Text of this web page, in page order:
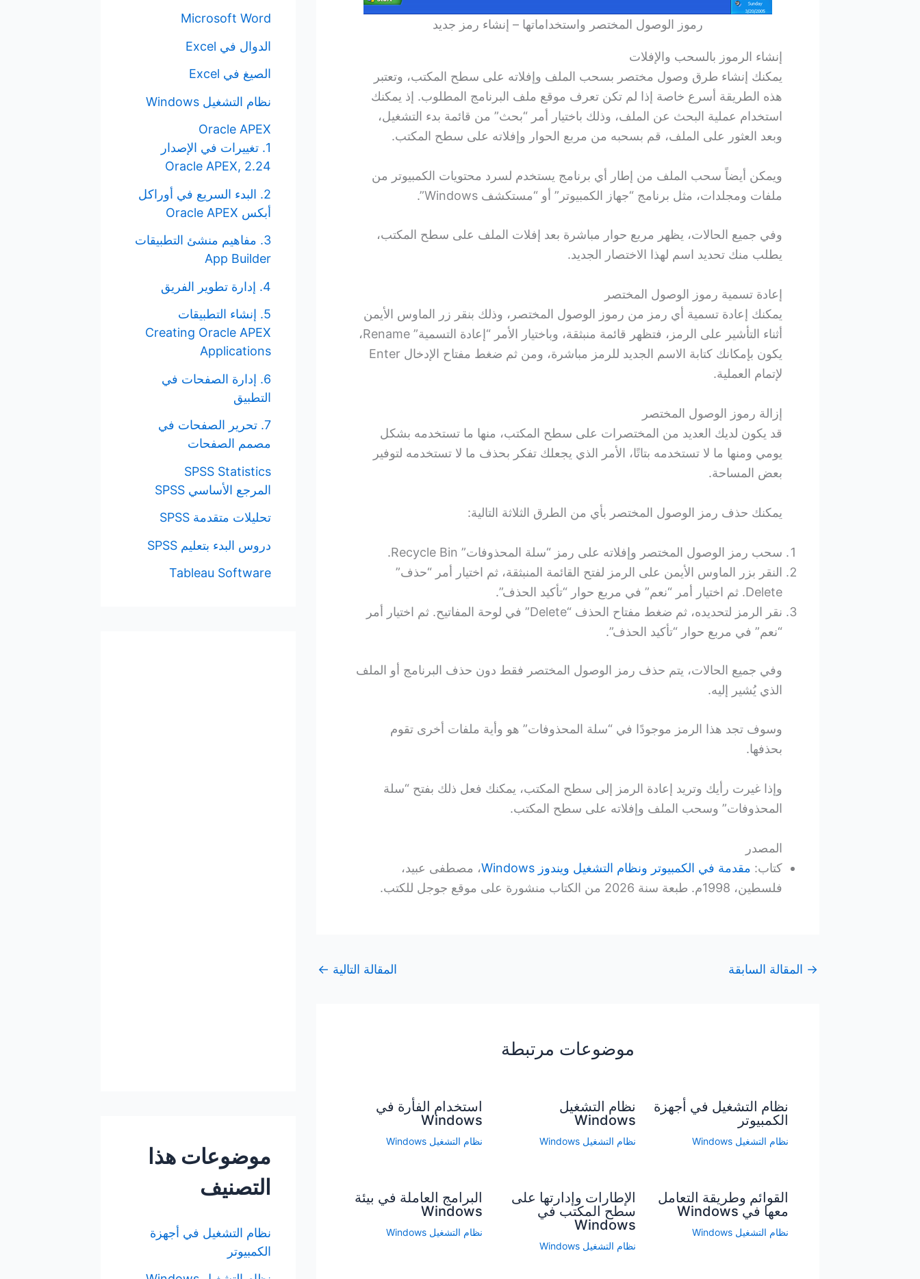
رموز الوصول المختصر واستخداماتها – إنشاء رمز جديد
إنشاء الرموز بالسحب والإفلات
يمكنك إنشاء طرق وصول مختصر بسحب الملف وإفلاته على سطح المكتب، وتعتبر
هذه الطريقة أسرع خاصة إذا لم تكن تعرف موقع ملف البرنامج المطلوب. إذ يمكنك
استخدام عملية البحث عن الملف، وذلك باختيار أمر “بحث” من قائمة بدء التشغيل،
وبعد العثور على الملف، قم بسحبه من مربع الحوار وإفلاته على سطح المكتب.
ويمكن أيضاً سحب الملف من إطار أي برنامج يستخدم لسرد محتويات الكمبيوتر من
ملفات ومجلدات، مثل برنامج “جهاز الكمبيوتر” أو “مستكشف Windows”.
وفي جميع الحالات، يظهر مربع حوار مباشرة بعد إفلات الملف على سطح المكتب،
يطلب منك تحديد اسم لهذا الاختصار الجديد.
إعادة تسمية رموز الوصول المختصر
يمكنك إعادة تسمية أي رمز من رموز الوصول المختصر، وذلك بنقر زر الماوس الأيمن
أثناء التأشير على الرمز، فتظهر قائمة منبثقة، وباختيار الأمر “إعادة التسمية” Rename،
يكون بإمكانك كتابة الاسم الجديد للرمز مباشرة، ومن ثم ضغط مفتاح الإدخال Enter
لإتمام العملية.
إزالة رموز الوصول المختصر
قد يكون لديك العديد من المختصرات على سطح المكتب، منها ما تستخدمه بشكل
يومي ومنها ما لا تستخدمه بتاتًا، الأمر الذي يجعلك تفكر بحذف ما لا تستخدمه لتوفير
بعض المساحة.
يمكنك حذف رمز الوصول المختصر بأي من الطرق الثلاثة التالية:
سحب رمز الوصول المختصر وإفلاته على رمز “سلة المحذوفات” Recycle Bin.
النقر بزر الماوس الأيمن على الرمز لفتح القائمة المنبثقة، ثم اختيار أمر “حذف”
Delete. ثم اختيار أمر “نعم” في مربع حوار “تأكيد الحذف”.
نقر الرمز لتحديده، ثم ضغط مفتاح الحذف “Delete” في لوحة المفاتيح. ثم اختيار أمر
“نعم” في مربع حوار “تأكيد الحذف”.
وفي جميع الحالات، يتم حذف رمز الوصول المختصر فقط دون حذف البرنامج أو الملف
الذي يُشير إليه.
وسوف تجد هذا الرمز موجودًا في “سلة المحذوفات” هو وأية ملفات أخرى تقوم
بحذفها.
وإذا غيرت رأيك وتريد إعادة الرمز إلى سطح المكتب، يمكنك فعل ذلك بفتح “سلة
المحذوفات” وسحب الملف وإفلاته على سطح المكتب.
المصدر
كتاب: مقدمة في الكمبيوتر ونظام التشغيل ويندوز Windows
، مصطفى عبيد،
فلسطين، 1998م. طبعة سنة 2026 من الكتاب منشورة على موقع جوجل للكتب.
→ المقالة السابقة المقالة التالية ←
موضوعات مرتبطة
نظام التشغيل في أجهزة
الكمبيوتر
نظام التشغيل Windows
نظام التشغيل
Windows
نظام التشغيل Windows
استخدام الفأرة في
Windows
نظام التشغيل Windows
القوائم وطريقة التعامل
معها في Windows
نظام التشغيل Windows
الإطارات وإدارتها على
سطح المكتب في
Windows
نظام التشغيل Windows
البرامج العاملة في بيئة
Windows
نظام التشغيل Windows
Microsoft Word
الدوال في Excel
الصيغ في Excel
نظام التشغيل Windows
Oracle APEX
1. تغييرات في الإصدار
Oracle APEX, 2.24
2. البدء السريع في أوراكل
أبكس Oracle APEX
3. مفاهيم منشئ التطبيقات
App Builder
4. إدارة تطوير الفريق
5. إنشاء التطبيقات
Creating Oracle APEX
Applications
6. إدارة الصفحات في
التطبيق
7. تحرير الصفحات في
مصمم الصفحات
SPSS Statistics
المرجع الأساسي SPSS
تحليلات متقدمة SPSS
دروس البدء بتعليم SPSS
Tableau Software
موضوعات هذا
التصنيف
نظام التشغيل في أجهزة
الكمبيوتر